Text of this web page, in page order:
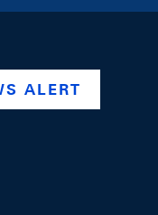
company/swiss-
ALERT